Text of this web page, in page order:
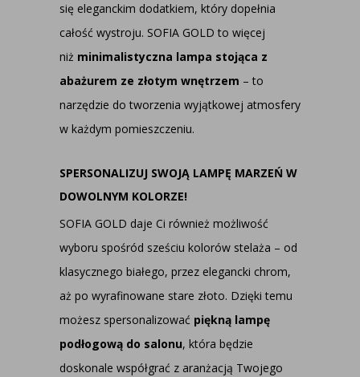
się eleganckim dodatkiem, który dopełnia
całość wystroju. SOFIA GOLD to więcej
niż minimalistyczna lampa stojąca z
abażurem ze złotym wnętrzem – to
narzędzie do tworzenia wyjątkowej atmosfery
w każdym pomieszczeniu.
SPERSONALIZUJ SWOJĄ LAMPĘ MARZEŃ W
DOWOLNYM KOLORZE!
SOFIA GOLD daje Ci również możliwość
wyboru spośród sześciu kolorów stelaża – od
klasycznego białego, przez elegancki chrom,
aż po wyrafinowane stare złoto. Dzięki temu
możesz spersonalizować piękną lampę
podłogową do salonu, która będzie
doskonale współgrać z aranżacją Twojego